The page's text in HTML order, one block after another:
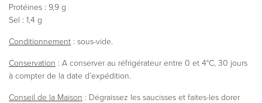
Protéines : 9,9 g
Sel : 1,4 g
Conditionnement : sous-vide.
Conservation : A conserver au réfrigérateur entre 0 et 4°C, 30 jours
à compter de la date d’expédition.
Conseil de la Maison : Dégraissez les saucisses et faites-les dorer